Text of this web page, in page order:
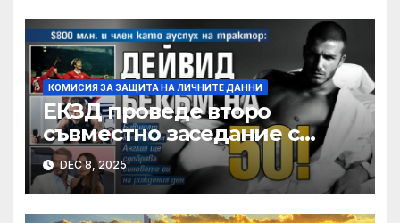
КОМИСИЯ ЗА ЗАЩИТА НА ЛИЧНИТЕ ДАННИ
ЕКЗД проведе второ
съвместно заседание с
органите за защита на
данните на държавите с
решение за адекватност
DEC 8, 2025